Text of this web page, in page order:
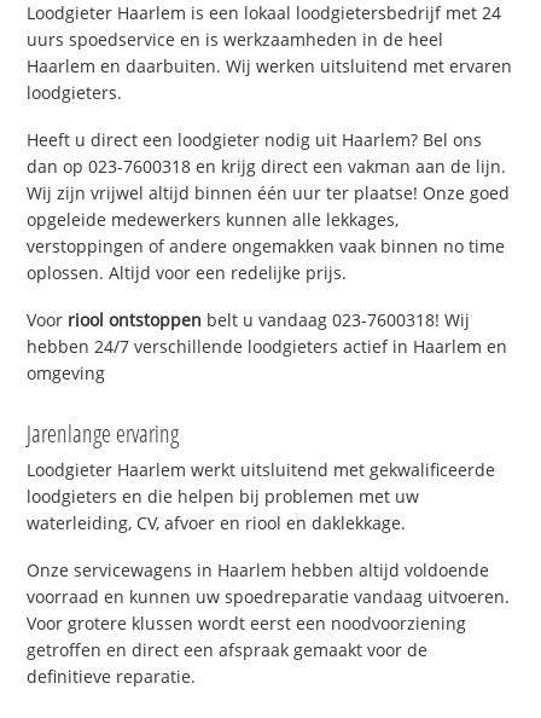
Loodgieter Haarlem is een lokaal loodgietersbedrijf met 24
uurs spoedservice en is werkzaamheden in de heel
Haarlem en daarbuiten. Wij werken uitsluitend met ervaren
loodgieters.
Heeft u direct een loodgieter nodig uit Haarlem? Bel ons
dan op 023-7600318 en krijg direct een vakman aan de lijn.
Wij zijn vrijwel altijd binnen één uur ter plaatse! Onze goed
opgeleide medewerkers kunnen alle lekkages,
verstoppingen of andere ongemakken vaak binnen no time
oplossen. Altijd voor een redelijke prijs.
Voor riool ontstoppen belt u vandaag 023-7600318! Wij
hebben 24/7 verschillende loodgieters actief in Haarlem en
omgeving
Jarenlange ervaring
Loodgieter Haarlem werkt uitsluitend met gekwalificeerde
loodgieters en die helpen bij problemen met uw
waterleiding, CV, afvoer en riool en daklekkage.
Onze servicewagens in Haarlem hebben altijd voldoende
voorraad en kunnen uw spoedreparatie vandaag uitvoeren.
Voor grotere klussen wordt eerst een noodvoorziening
getroffen en direct een afspraak gemaakt voor de
definitieve reparatie.